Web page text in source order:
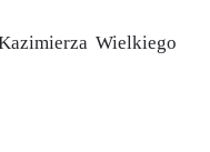
Wielkiego